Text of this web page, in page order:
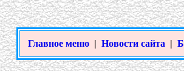
Главное меню | Новости сайта |